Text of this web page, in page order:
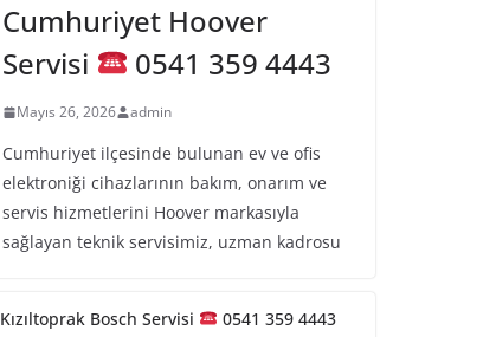
Cumhuriyet Hoover
Servisi
0541 359 4443
Mayıs 26, 2026 admin
Cumhuriyet ilçesinde bulunan ev ve ofis
elektroniği cihazlarının bakım, onarım ve
servis hizmetlerini Hoover markasıyla
sağlayan teknik servisimiz, uzman kadrosu
Kızıltoprak Bosch Servisi 0541 359 4443